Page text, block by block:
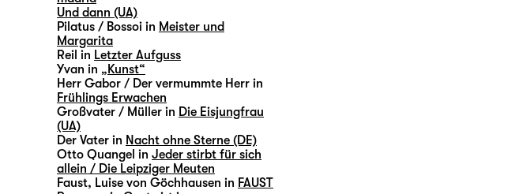
Und dann (UA)
Pilatus / Bossoi in Meister und
Margarita
Reil in Letzter Aufguss
Yvan in „Kunst“
Herr Gabor / Der vermummte Herr in
Frühlings Erwachen
Großvater / Müller in Die Eisjungfrau
(UA)
Der Vater in Nacht ohne Sterne (DE)
Otto Quangel in Jeder stirbt für sich
allein / Die Leipziger Meuten
Faust, Luise von Göchhausen in FAUST